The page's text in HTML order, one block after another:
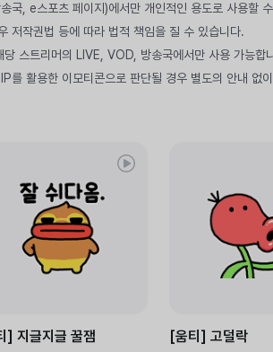
국, e스포츠 페이지)에서만 개인적인 용도로 사용할
저작권법 등에 따라 법적 책임을 질 수 있습니다.
스트리머의 LIVE, VOD, 방송국에서만 사용 가능합
를 활용한 이모티콘으로 판단될 경우 별도의 안내
] 지글지글 꿀잼 [움티] 고덜락